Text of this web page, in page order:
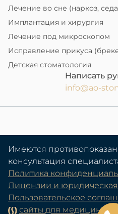
Лечение во сне (наркоз,
Имплантация и хирургия
Лечение под микроскопом
Исправление прикуса
Детская стоматология
Написать
info@ao-
Имеются
консультация
Политика
Лицензии и
Пользовательское
сайты для медицины